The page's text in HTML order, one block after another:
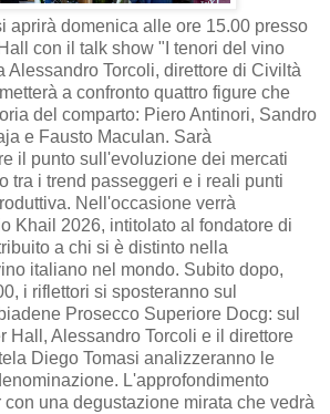
aprirà domenica alle ore 15.00 presso
con il talk show "I tenori del vino
Alessandro Torcoli, direttore di Civiltà
a confronto quattro figure che
del comparto: Piero Antinori, Sandro
e Fausto Maculan. Sarà
il punto sull'evoluzione dei mercati
tra i trend passeggeri e i reali punti
Nell'occasione verrà
Khail 2026, intitolato al fondatore di
a chi si è distinto nella
italiano nel mondo. Subito dopo,
i riflettori si sposteranno sul
Prosecco Superiore Docg: sul
Hall, Alessandro Torcoli e il direttore
Diego Tomasi analizzeranno le
L'approfondimento
una degustazione mirata che vedrà